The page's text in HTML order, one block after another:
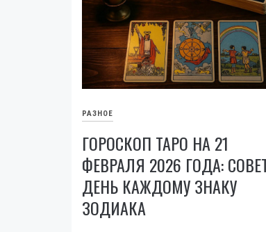
РАЗНОЕ
ГОРОСКОП ТАРО НА 21
ФЕВРАЛЯ 2026 ГОДА:
ДЕНЬ КАЖДОМУ ЗНАКУ
ЗОДИАКА